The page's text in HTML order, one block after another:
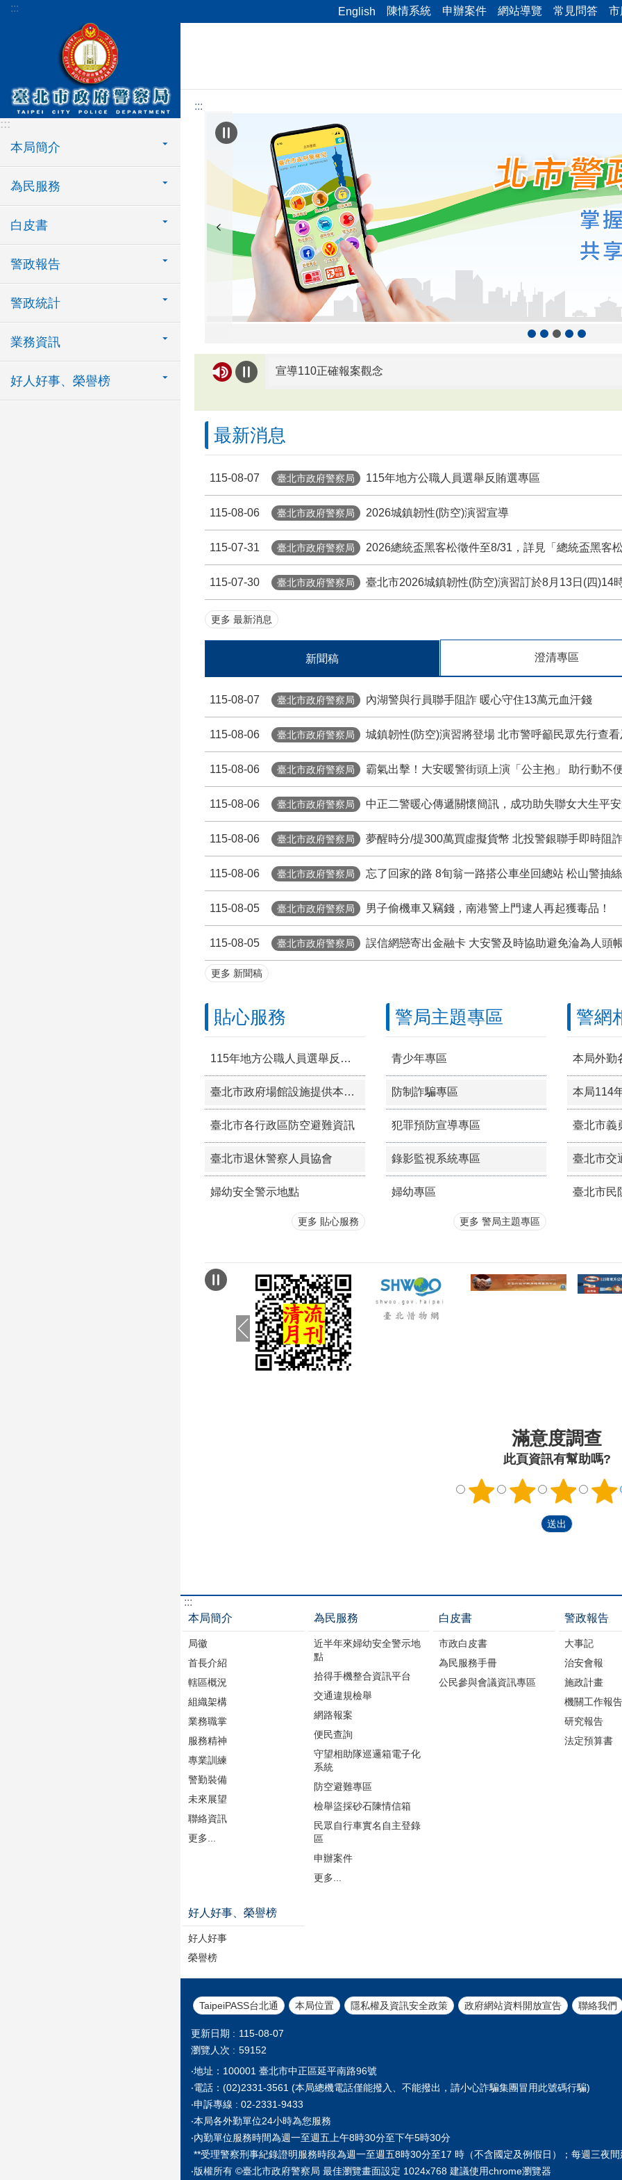
跳到主要內容區塊
::: English 陳情系統 申辦案件 網站導覽 常見問答 市
:::
本局簡介
為民服務
白皮書
警政報告
警政統計
業務資訊
好人好事、榮譽榜
:::
宣導110正確報案觀念
打詐臺北隊反詐宣導
有關內政部警政署警察刑事紀錄證明「網路申請線上繳費」新制預定
115年地方公職人員選舉反賄選專區
臺北市近半年來婦幼安全警示地點
消費者保護教育宣導海報及圖卡資訊
「臺北市政府場館設施提供本府退休公教人員持退休證（含數位退休
行政院人事行政總處2026-2028年「健康99-全國公教健康方案」特約
臺北市防空避難地點資訊
114年警政署警察刑事紀錄證明網路申請郵寄領證宣導短片
行政院消費者保護會宣導資訊
臺北市簡介影片 《 TAIPEI 臺北．台北》
有市政問題，歡迎點選台北通首頁「1999」反映或撥打網路電話諮詢
有關警政署「警政服務APP也 能撥打110報案」，歡迎踴躍下載使用
「2026城鎮韌性（防空）演習-行動網路降速演練」110報案因應措施
最新消息
115-08-07 臺北市政府警察局 115年地方公職人員選舉反賄選專區
115-08-06 臺北市政府警察局 2026城鎮韌性(防空)演習宣導
115-07-31 臺北市政府警察局 2026總統盃黑客松徵件至8/31，詳見「總統盃黑客
115-07-30 臺北市政府警察局 臺北市2026城鎮韌性(防空)演習訂於8月13日(四)14時30分至
更多 最新消息
新聞稿 澄清專區
115-08-07 臺北市政府警察局 內湖警與行員聯手阻詐 暖心守住13萬元血汗錢
115-08-06 臺北市政府警察局 城鎮韌性(防空)演習將登場 北市警呼籲民眾先行查
115-08-06 臺北市政府警察局 霸氣出擊！大安暖警街頭上演「公主抱」 助行動不
115-08-06 臺北市政府警察局 中正二警暖心傳遞關懷簡訊，成功助失聯女大生平
115-08-06 臺北市政府警察局 夢醒時分/提300萬買虛擬貨幣 北投警銀聯手即時阻
115-08-06 臺北市政府警察局 忘了回家的路 8旬翁一路搭公車坐回總站 松山警抽
115-08-05 臺北市政府警察局 男子偷機車又竊錢，南港警上門逮人再起獲毒品！
115-08-05 臺北市政府警察局 誤信網戀寄出金融卡 大安警及時協助避免淪為人頭
更多 新聞稿
貼心服務
115年地方公職人員選舉反賄選專區
臺北市政府場館設施提供本府退休公教人員持退休證優惠措施一覽表
臺北市各行政區防空避難資訊
臺北市退休警察人員協會
婦幼安全警示地點
更多 貼心服務
警局主題專區
青少年專區
防制詐騙專區
犯罪預防宣導專區
錄影監視系統專區
婦幼專區
更多 警局主題專區
警網
本局外勤
臺北市義
臺北市交
臺北市民
滿意度調查
此頁資訊有幫助嗎?
:::
本局簡介
局徽
首長介紹
轄區概況
組織架構
業務職掌
服務精神
專業訓練
警勤裝備
未來展望
聯絡資訊
更多...
為民服務
近半年來婦幼安全警示地
點
拾得手機整合資訊平台
交通違規檢舉
網路報案
便民查詢
守望相助隊巡邏箱電子化
系統
防空避難專區
檢舉盜採砂石陳情信箱
民眾自行車實名自主登錄
區
申辦案件
更多...
白皮書
市政白皮書
為民服務手冊
公民參與會議資訊專區
警政報告
大事記
治安會報
施政計畫
機關工作報告
研究報告
法定預算書
好人好事、榮譽榜
好人好事
榮譽榜
TaipeiPASS台北通 本局位置 隱私權及資訊安全政策 政府網站資料開放宣告 聯絡我們
更新日期
115-08-07
瀏覽人次
59152
‧地址：100001 臺北市中正區延平南路96號
‧電話：(02)2331-3561 (本局總機電話僅能撥入、不能撥出，請小心詐騙集團冒用此號碼行騙)
‧申訴專線 : 02-2331-9433
‧本局各外勤單位24小時為您服務
‧內勤單位服務時間為週一至週五上午8時30分至下午5時30分
**受理警察刑事紀錄證明服務時段為週一至週五8時30分至17 時（不含國定及例假日）；每週三夜
‧版權所有 ©臺北市政府警察局 最佳瀏覽畫面設定 1024x768 建議使用chrome瀏覽器